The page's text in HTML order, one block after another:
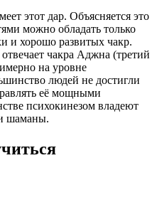
этот дар. Объясняется это
можно обладать только
и хорошо развитых чакр.
чакра Аджна (третий
на уровне
людей не достигли
её мощными
психокинезом владеют
шаманы.